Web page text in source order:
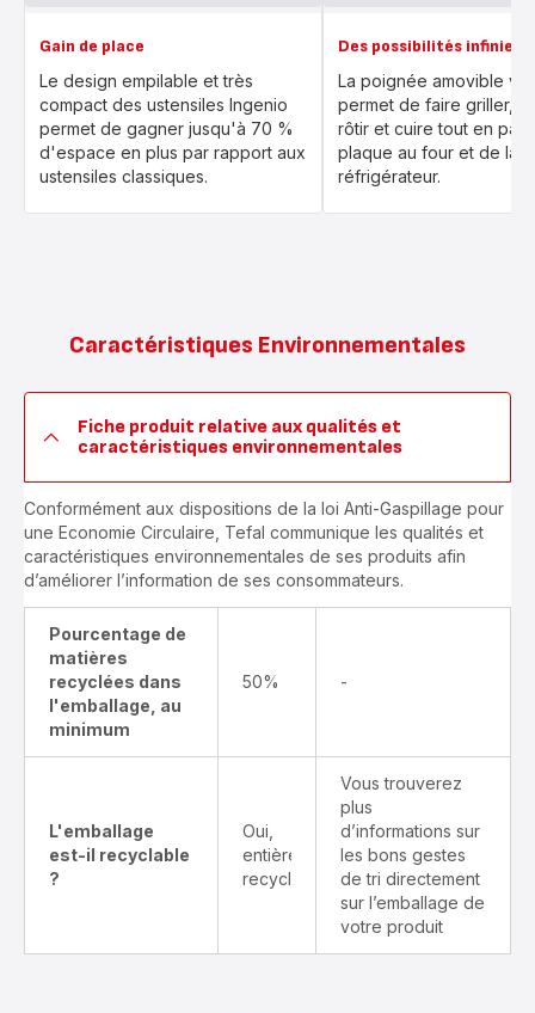
Gain de place
Le design empilable et très
compact des ustensiles Ingenio
permet de gagner jusqu'à 70 %
d'espace en plus par rapport aux
ustensiles classiques.
Des possibilités infinies
La poignée amovible
permet de faire griller,
rôtir et cuire tout en
plaque au four et de la
réfrigérateur.
Caractéristiques Environnementales
Fiche produit relative aux qualités et
caractéristiques environnementales
Conformément aux dispositions de la loi Anti-Gaspillage pour
une Economie Circulaire, Tefal communique les qualités et
caractéristiques environnementales de ses produits afin
d’améliorer l’information de ses consommateurs.
Pourcentage de
matières
recyclées dans
l'emballage, au
minimum
50% -
L'emballage
est-il recyclable
?
Oui,
entièrement
recyclable
Vous trouverez
plus
d’informations sur
les bons gestes
de tri directement
sur l’emballage de
votre produit